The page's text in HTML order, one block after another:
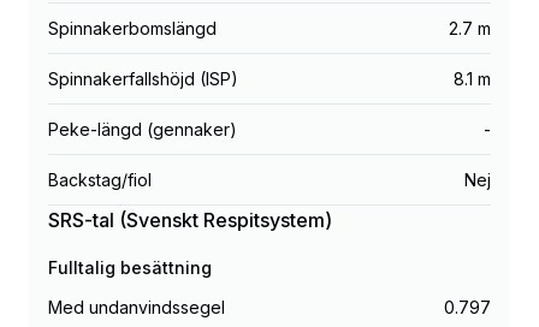
Spinnakerbomslängd 2.7 m
Spinnakerfallshöjd (ISP) 8.1 m
Peke-längd (gennaker) -
Backstag/fiol Nej
SRS-tal (Svenskt Respitsystem)
Fulltalig besättning
Med undanvindssegel
0.797